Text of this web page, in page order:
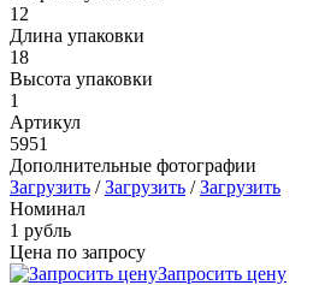
12
Длина упаковки
18
Высота упаковки
1
Артикул
5951
Дополнительные фотографии
Загрузить /Загрузить /Загрузить
Номинал
1 рубль
Цена по запросу
Запросить цену